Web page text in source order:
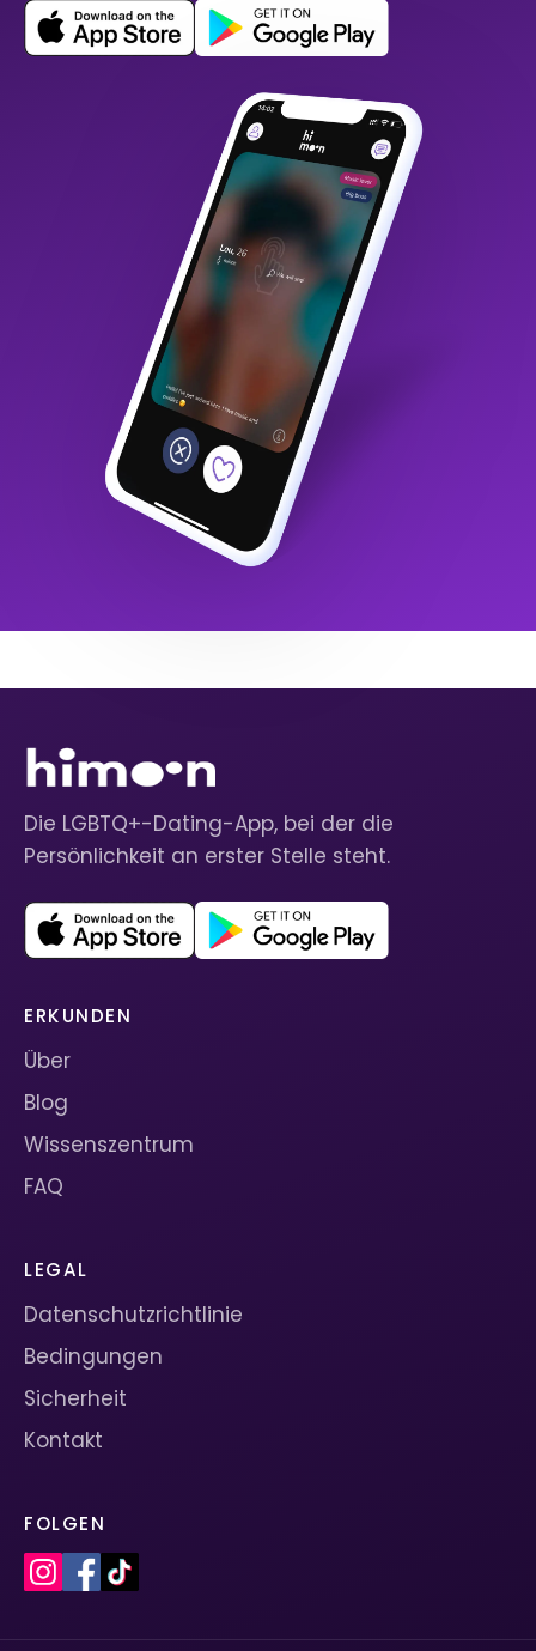
Die LGBTQ+-Dating-App, bei der die
Persönlichkeit an erster Stelle steht.
ERKUNDEN
Über
Blog
Wissenszentrum
FAQ
LEGAL
Datenschutzrichtlinie
Bedingungen
Sicherheit
Kontakt
FOLGEN